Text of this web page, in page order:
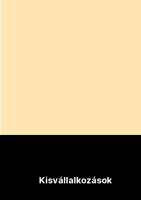
Kisvállalkozások